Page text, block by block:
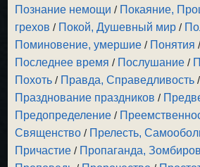
Познание немощи / Покаяние,
грехов / Покой, Душевный мир /
Поминовение, умершие / Понятия /
Последнее время / Послушание /
Похоть / Правда, Справедливость /
Празднование праздников /
Предопределение /
Священство / Прелесть,
Причастие / Пропаганда,